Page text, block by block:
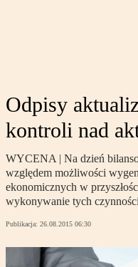
Odpisy
kontroli nad
WYCENA | Na dzień
względem możliwości
ekonomicznych w
wykonywanie tych
Publikacja: 26.08.2015 06:30